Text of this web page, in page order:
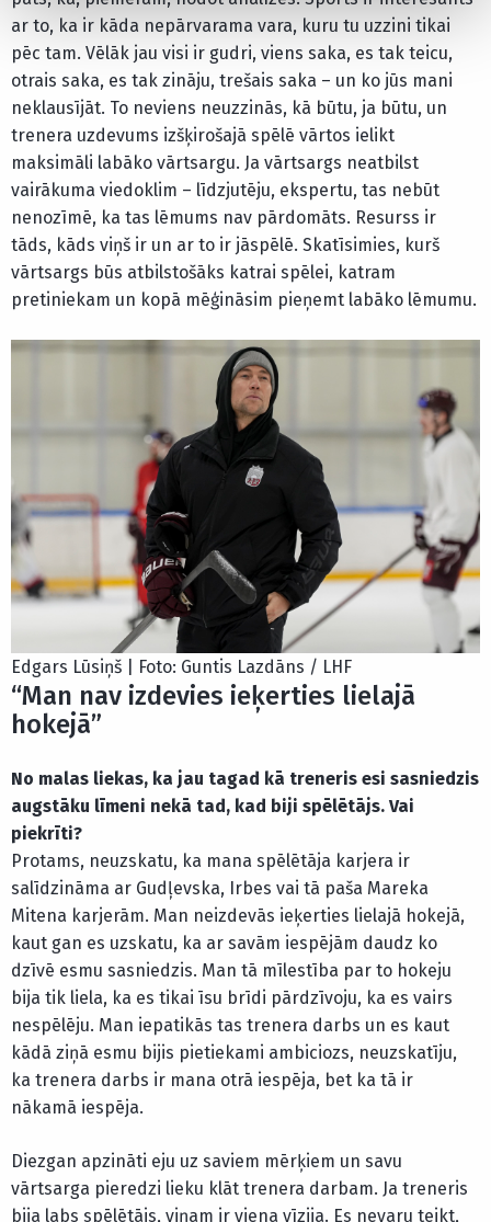
ar to, ka ir kāda nepārvarama vara, kuru tu uzzini tikai
pēc tam. Vēlāk jau visi ir gudri, viens saka, es tak teicu,
otrais saka, es tak zināju, trešais saka – un ko jūs mani
neklausījāt. To neviens neuzzinās, kā būtu, ja būtu, un
trenera uzdevums izšķirošajā spēlē vārtos ielikt
maksimāli labāko vārtsargu. Ja vārtsargs neatbilst
vairākuma viedoklim – līdzjutēju, ekspertu, tas nebūt
nenozīmē, ka tas lēmums nav pārdomāts. Resurss ir
tāds, kāds viņš ir un ar to ir jāspēlē. Skatīsimies, kurš
vārtsargs būs atbilstošāks katrai spēlei, katram
pretiniekam un kopā mēģināsim pieņemt labāko lēmumu.
Edgars Lūsiņš | Foto: Guntis Lazdāns / LHF
“Man nav izdevies ieķerties lielajā
hokejā”
No malas liekas, ka jau tagad kā treneris esi sasniedzis
augstāku līmeni nekā tad, kad biji spēlētājs. Vai
piekrīti?
Protams, neuzskatu, ka mana spēlētāja karjera ir
salīdzināma ar Gudļevska, Irbes vai tā paša Mareka
Mitena karjerām. Man neizdevās ieķerties lielajā hokejā,
kaut gan es uzskatu, ka ar savām iespējām daudz ko
dzīvē esmu sasniedzis. Man tā mīlestība par to hokeju
bija tik liela, ka es tikai īsu brīdi pārdzīvoju, ka es vairs
nespēlēju. Man iepatikās tas trenera darbs un es kaut
kādā ziņā esmu bijis pietiekami ambiciozs, neuzskatīju,
ka trenera darbs ir mana otrā iespēja, bet ka tā ir
nākamā iespēja.
Diezgan apzināti eju uz saviem mērķiem un savu
vārtsarga pieredzi lieku klāt trenera darbam. Ja treneris
bija labs spēlētājs, viņam ir viena vīzija. Es nevaru teikt,